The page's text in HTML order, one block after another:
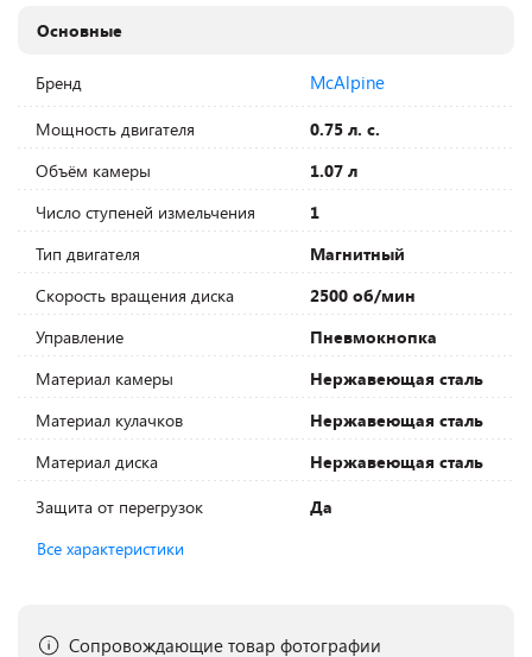
Основные
Бренд McAlpine
Мощность двигателя
0.75 л. с.
Объём камеры
1.07 л
Число ступеней измельчения
1
Тип двигателя
Магнитный
Скорость вращения диска
2500 об/мин
Управление
Пневмокнопка
Материал камеры
Нержавеющая сталь
Материал кулачков
Нержавеющая сталь
Материал диска
Нержавеющая сталь
Защита от перегрузок
Да
Все характеристики
Сопровождающие товар фотографии